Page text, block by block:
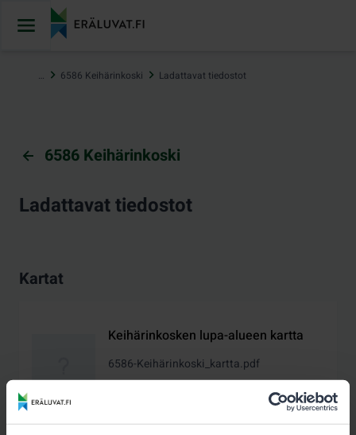
sisältöön
… 6586 Keihärinkoski Ladattavat tiedostot
6586 Keihärinkoski
Ladattavat tiedostot
Kartat
Keihärinkosken lupa-alueen kartta
6586-Keihärinkoski_kartta.pdf